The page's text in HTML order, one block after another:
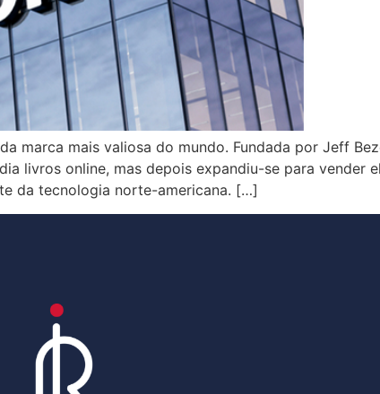
marca mais valiosa do mundo. Fundada por Jeff
livros online, mas depois expandiu-se para vender
da tecnologia norte-americana. […]